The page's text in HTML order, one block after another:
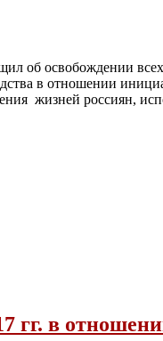
освобождении всех
в отношении
жизней россиян,
гг. в